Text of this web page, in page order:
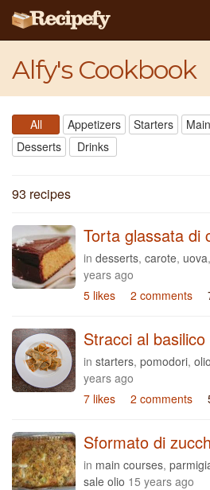
Alfy's Cookbook
All Appetizers Starters
Desserts
Drinks
93 recipes
Torta glassata di
in desserts, carote, uova,
years ago
5 likes
2 comments
Stracci al basilico
in starters, pomodori, olio
years ago
7 likes
2 comments
Sformato di
in main courses,
sale olio 15 years ago